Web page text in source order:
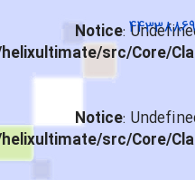
Notice:
src/Core/
Notice:
src/Core/